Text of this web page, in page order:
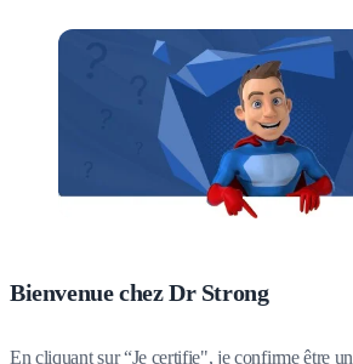
Bienvenue chez Dr Strong
En cliquant sur “Je certifie", je confirme être